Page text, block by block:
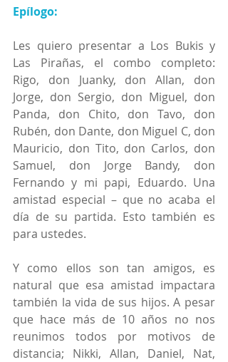
Epílogo:
Les quiero presentar a Los Bukis y
Las Pirañas, el combo completo:
Rigo, don Juanky, don Allan, don
Jorge, don Sergio, don Miguel, don
Panda, don Chito, don Tavo, don
Rubén, don Dante, don Miguel C, don
Mauricio, don Tito, don Carlos, don
Samuel, don Jorge Bandy, don
Fernando y mi papi, Eduardo. Una
amistad especial – que no acaba el
día de su partida. Esto también es
para ustedes.
Y como ellos son tan amigos, es
natural que esa amistad impactara
también la vida de sus hijos. A pesar
que hace más de 10 años no nos
reunimos todos por motivos de
distancia; Nikki, Allan, Daniel, Nat,